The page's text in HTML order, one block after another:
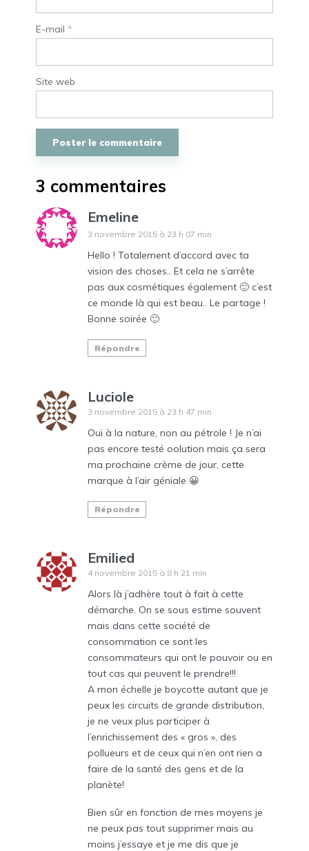
E-mail *
Site web
3 commentaires
Emeline
3 novembre 2015 à 23 h 07 min
Hello ! Totalement d’accord avec ta
vision des choses.. Et cela ne s’arrête
pas aux cosmétiques également 🙂 c’est
ce monde là qui est beau.. Le partage !
Bonne soirée 🙂
Répondre
Luciole
3 novembre 2015 à 23 h 47 min
Oui à la nature, non au pétrole ! Je n’ai
pas encore testé oolution mais ça sera
ma prochaine crème de jour, cette
marque à l’air géniale 😀
Répondre
Emilied
4 novembre 2015 à 8 h 21 min
Alors là j’adhère tout à fait à cette
démarche. On se sous estime souvent
mais dans cette société de
consommation ce sont les
consommateurs qui ont le pouvoir ou en
tout cas qui peuvent le prendre!!!
A mon échelle je boycotte autant que je
peux les circuits de grande distribution,
je ne veux plus participer à
l’enrichissement des « gros », des
pollueurs et de ceux qui n’en ont rien a
faire de la santé des gens et de la
planète!
Bien sûr en fonction de mes moyens je
ne peux pas tout supprimer mais au
moins j’essaye et je me dis que je